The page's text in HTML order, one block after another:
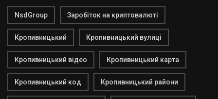
NsdGroup Заробіток на криптовалюті
Кропивницький Кропивницький вулиці
Кропивницький відео Кропивницький карта
Кропивницький код Кропивницький райони